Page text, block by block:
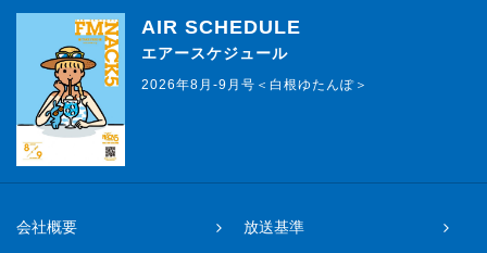
AIR SCHEDULE
エアースケジュール
2026年8月-9月号＜白根ゆたんぽ＞
会社概要
放送基準